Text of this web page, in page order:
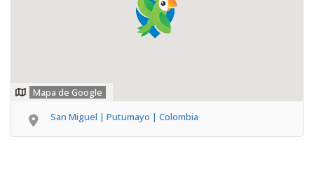
Mapa de Google
San Miguel | Putumayo | Colombia